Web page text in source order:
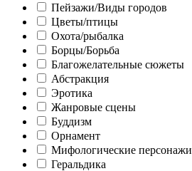
Пейзажи/Виды городов
Цветы/птицы
Охота/рыбалка
Борцы/Борьба
Благожелательные сюжеты
Абстракция
Эротика
Жанровые сцены
Буддизм
Орнамент
Мифологические персонажи
Геральдика